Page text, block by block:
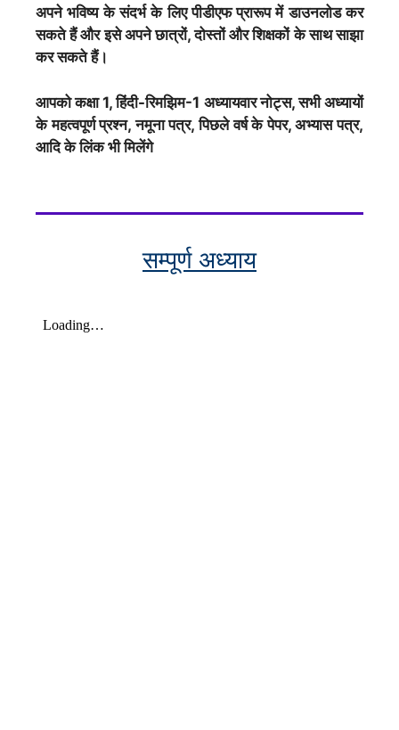
अपने भविष्य के संदर्भ के लिए पीडीएफ प्रारूप में डाउनलोड कर
सकते हैं और इसे अपने छात्रों, दोस्तों और शिक्षकों के साथ साझा
कर सकते हैं।
आपको कक्षा 1, हिंदी-रिमझिम-1 अध्यायवार नोट्स, सभी अध्यायों
के महत्वपूर्ण प्रश्न, नमूना पत्र, पिछले वर्ष के पेपर, अभ्यास पत्र,
आदि के लिंक भी मिलेंगे
सम्पूर्ण अध्याय